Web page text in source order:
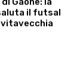
il futsal